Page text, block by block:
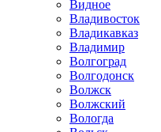
Видное
Владивосток
Владикавказ
Владимир
Волгоград
Волгодонск
Волжск
Волжский
Вологда